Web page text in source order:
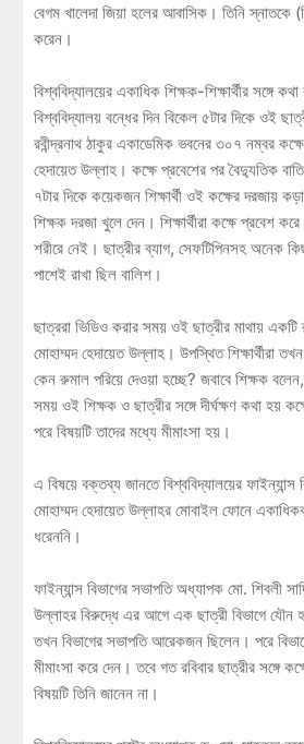
বেগম খালেদা জিয়া হলের আবাসিক। তিনি স্নাতকে
করেন।
বিশ্ববিদ্যালয়ের একাধিক শিক্ষক-শিক্ষার্থীর সঙ্গে
বিশ্ববিদ্যালয় বন্ধের দিন বিকেল ৫টার দিকে ওই
রবীন্দ্রনাথ ঠাকুর একাডেমিক ভবনের ৩০৭ নম্বর
হেদায়েত উল্লাহ। কক্ষে প্রবেশের পর বৈদ্যুতিক
৭টার দিকে কয়েকজন শিক্ষার্থী ওই কক্ষের দরজায়
শিক্ষক দরজা খুলে দেন। শিক্ষার্থীরা কক্ষে প্রবেশ
শরীরে নেই। ছাত্রীর ব্যাগ, সেফটিপিনসহ অনেক
পাশেই রাখা ছিল বালিশ।
ছাত্ররা ভিডিও করার সময় ওই ছাত্রীর মাথায় একটি
মোহাম্মদ হেদায়েত উল্লাহ। উপস্থিত শিক্ষার্থীরা
কেন রুমাল পরিয়ে দেওয়া হচ্ছে? জবাবে শিক্ষক
সময় ওই শিক্ষক ও ছাত্রীর সঙ্গে দীর্ঘক্ষণ কথা হয়
পরে বিষয়টি তাদের মধ্যে মীমাংসা হয়।
এ বিষয়ে বক্তব্য জানতে বিশ্ববিদ্যালয়ের
মোহাম্মদ হেদায়েত উল্লাহর মোবাইল ফোনে
ধরেননি।
ফাইন্যান্স বিভাগের সভাপতি অধ্যাপক মো. শিবলী
উল্লাহর বিরুদ্ধে এর আগে এক ছাত্রী বিভাগে যৌন
তখন বিভাগের সভাপতি আরেকজন ছিলেন। পরে
মীমাংসা করে দেন। তবে গত রবিবার ছাত্রীর সঙ্গে
বিষয়টি তিনি জানেন না।